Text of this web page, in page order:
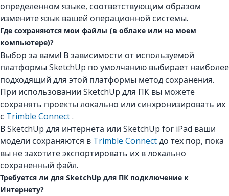
определенном языке, соответствующим образом
измените язык вашей операционной системы.
Где сохраняются мои файлы (в облаке или на моем
компьютере)?
Выбор за вами! В зависимости от используемой
платформы SketchUp по умолчанию выбирает наиболее
подходящий для этой платформы метод сохранения.
При использовании SketchUp для ПК вы можете
сохранять проекты локально или синхронизировать их
с Trimble Connect.
В SketchUp для интернета или SketchUp for iPad ваши
модели сохраняются в Trimble Connectдо тех пор, пока
вы не захотите экспортировать их в локально
сохраненный файл.
Требуется ли для SketchUp для ПК подключение к
Интернету?